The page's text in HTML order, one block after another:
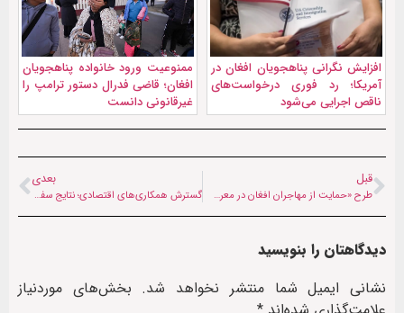
افزایش نگرانی پناهجویان افغان در
آمریکا؛ رد فوری درخواست‌های
ناقص اجرایی می‌شود
ممنوعیت ورود خانواده پناهجویان
افغان؛ قاضی فدرال دستور ترامپ را
غیرقانونی دانست
قبل
طرح «حمایت از مهاجران افغان در معرض خطر» به مقام‌های پاکستانی ارائه شد
بعدی
گسترش همکاری‌های اقتصادی؛ نتایج سفر هیات ایرانی به افغانستان
دیدگاهتان را بنویسید
نشانی ایمیل شما منتشر نخواهد شد. بخش‌های موردنیاز